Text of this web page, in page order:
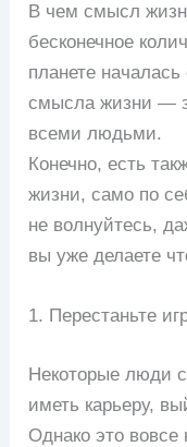
В чем смысл
бесконечное
планете
смысла жизни —
всеми людьми.
Конечно, есть
жизни, само по
не волнуйтесь,
вы уже делаете
1. Перестаньте
Некоторые люди
иметь карьеру,
Однако это вовсе